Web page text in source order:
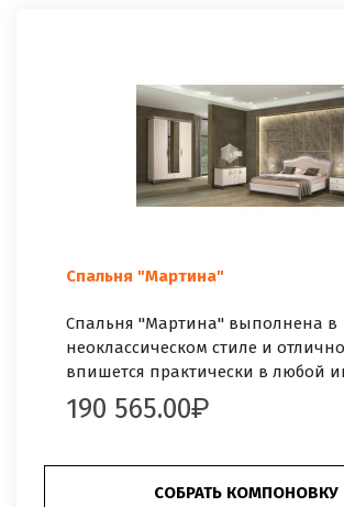
Спальня "Мартина"
Спальня "Мартина" выполнена в
неоклассическом стиле и отлично
впишется практически в любой
190 565.00
СОБРАТЬ КОМПОНОВКУ